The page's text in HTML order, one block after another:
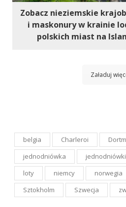
Zobacz nieziemskie
i maskonury w krainie
polskich miast na
Załaduj
belgia Charleroi
jednodniówka
jednodniówki
loty
niemcy norwegia
Sztokholm
Szwecja